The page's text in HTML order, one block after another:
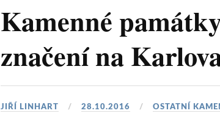
Kamenné
značení na
JIŘÍ LINHART 28.10.2016 OSTATNÍ